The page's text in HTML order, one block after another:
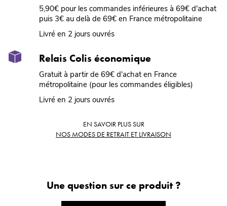
5,90€ pour les commandes inférieures à 69€ d'achat
puis 3€ au delà de 69€ en France métropolitaine
Livré en 2 jours ouvrés
Relais Colis économique
Gratuit à partir de 69€ d'achat en France
métropolitaine (pour les commandes éligibles)
Livré en 2 jours ouvrés
EN SAVOIR PLUS SUR
NOS MODES DE RETRAIT ET LIVRAISON
Une question sur ce produit ?